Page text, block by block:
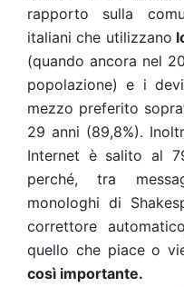
rapporto sulla
italiani che utilizzano
(quando ancora nel
popolazione) e i
mezzo preferito
29 anni (89,8%).
Internet è salito al
perché, tra
monologhi di
correttore
quello che piace o
così importante.